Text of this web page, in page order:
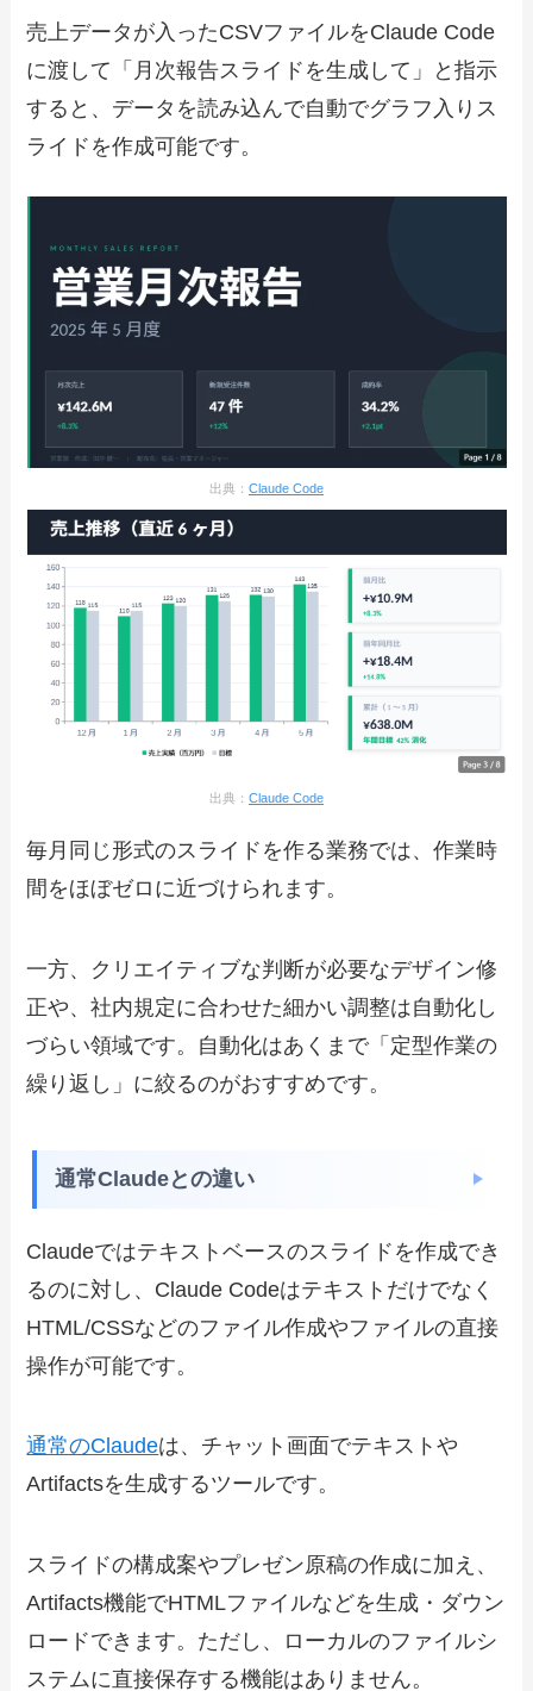
売上データが入ったCSVファイルをClaude Code
に渡して「月次報告スライドを生成して」と指示
すると、データを読み込んで自動でグラフ入りス
ライドを作成可能です。
出典： Claude Code
出典： Claude Code
毎月同じ形式のスライドを作る業務では、作業時
間をほぼゼロに近づけられます。
一方、クリエイティブな判断が必要なデザイン修
正や、社内規定に合わせた細かい調整は自動化し
づらい領域です。自動化はあくまで「定型作業の
繰り返し」に絞るのがおすすめです。
通常Claudeとの違い
Claudeではテキストベースのスライドを作成でき
るのに対し、Claude Codeはテキストだけでなく
HTML/CSSなどのファイル作成やファイルの直接
操作が可能です。
通常のClaudeは、チャット画面でテキストや
Artifactsを生成するツールです。
スライドの構成案やプレゼン原稿の作成に加え、
Artifacts機能でHTMLファイルなどを生成・ダウン
ロードできます。ただし、ローカルのファイルシ
ステムに直接保存する機能はありません。